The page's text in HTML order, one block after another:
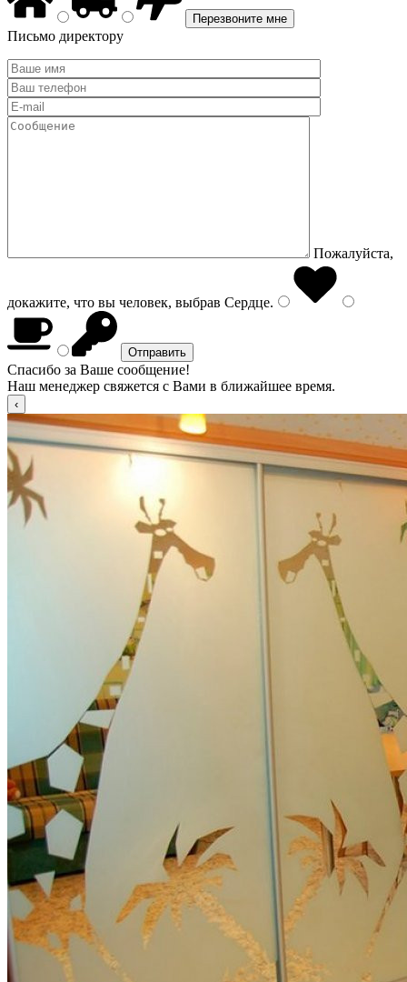
Письмо директору
Пожалуйста,
докажите, что вы человек, выбрав Сердце.
Спасибо за Ваше сообщение!
Наш менеджер свяжется с Вами в ближайшее время.